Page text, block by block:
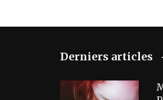
Derniers articles